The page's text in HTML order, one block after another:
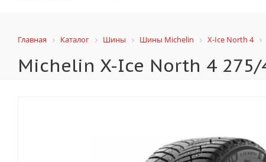
Главная Каталог Шины Шины Michelin X-Ice North 4
Michelin X-Ice North 4 275/